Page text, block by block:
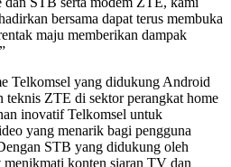
bersama dapat terus membuka
maju memberikan dampak
Telkomsel yang didukung Android
ZTE di sektor perangkat home
inovatif Telkomsel untuk
yang menarik bagi pengguna
STB yang didukung oleh
konten siaran TV dan